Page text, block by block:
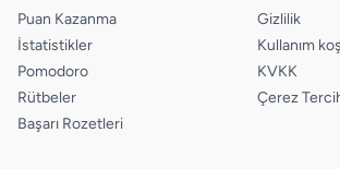
Puan Kazanma
İstatistikler
Pomodoro
Rütbeler
Başarı Rozetleri
Gizlilik
Kullanım
KVKK
Çerez